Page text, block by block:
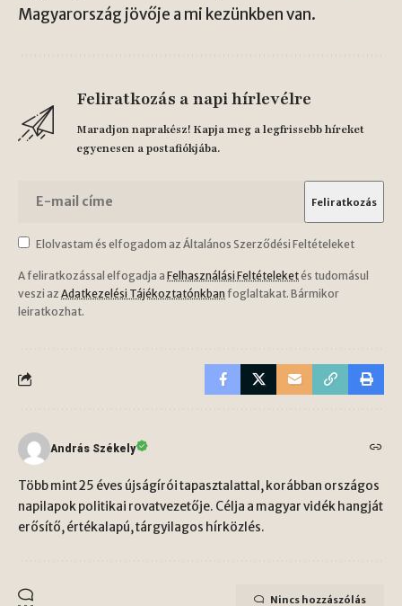
Magyarország jövője a mi kezünkben van.
Feliratkozás a napi hírlevélre
Maradjon naprakész! Kapja meg a legfrissebb híreket
egyenesen a postafiókjába.
Elolvastam és elfogadom az Általános Szerződési Feltételeket
A feliratkozással elfogadja a Felhasználási Feltételeketés tudomásul
veszi az Adatkezelési Tájékoztatónkban foglaltakat. Bármikor
leiratkozhat.
András Székely
Több mint 25 éves újságírói tapasztalattal, korábban országos
napilapok politikai rovatvezetője. Célja a magyar vidék hangját
erősítő, értékalapú, tárgyilagos hírközlés.
Nincs hozzászólás